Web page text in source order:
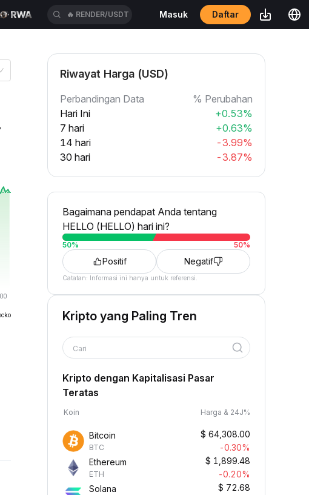
🔥 RENDER/USDT Masuk Daftar
Riwayat Harga (USD)
Perbandingan Data
% Perubahan
Hari Ini
+0.53%
7 hari
+0.63%
14 hari
-3.99%
30 hari
-3.87%
Bagaimana pendapat Anda tentang
HELLO (HELLO) hari ini?
50% 50%
Positif Negatif
Catatan: Informasi ini hanya untuk referensi.
Kripto yang Paling Tren
Cari
Kripto dengan Kapitalisasi Pasar
Teratas
Koin Harga & 24J%
Bitcoin
BTC
$ 64,308.00
-0.30%
Ethereum
ETH
$ 1,899.48
-0.20%
Solana
$ 72.68